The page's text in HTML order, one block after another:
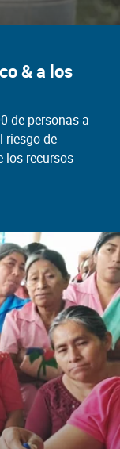
& a los
de personas a
riesgo de
los recursos